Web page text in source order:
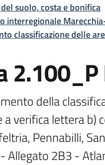
suolo, costa e bonifica
interregionale
classificazione delle
della
verifica lettera b)
Pennabilli,
Allegato 2B3 -